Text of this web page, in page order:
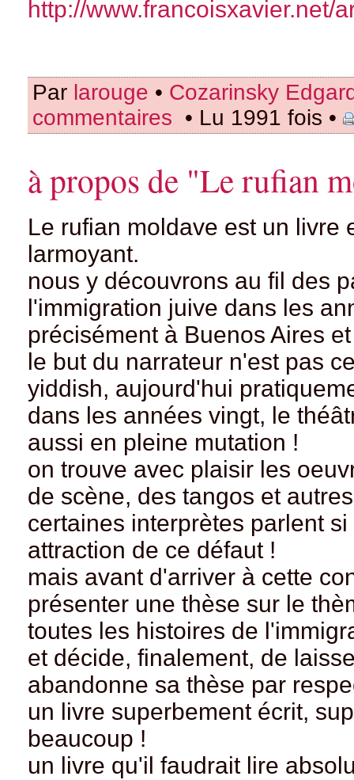
http://www.francoisxavier.net/
Par larouge • Cozarinsky
commentaires • Lu 1991 fois •
à propos de "Le rufian
Le rufian moldave est un livre
larmoyant.
nous y découvrons au fil des
l'immigration juive dans les
précisément à Buenos Aires
le but du narrateur n'est pas
yiddish, aujourd'hui
dans les années vingt, le
aussi en pleine mutation !
on trouve avec plaisir les
de scène, des tangos et
certaines interprètes parlent
attraction de ce défaut !
mais avant d'arriver à cette
présenter une thèse sur le
toutes les histoires de
et décide, finalement, de
abandonne sa thèse par
un livre superbement écrit,
beaucoup !
un livre qu'il faudrait lire